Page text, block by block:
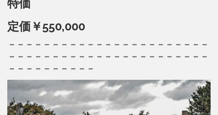
特価
定価￥550,000
－－－－－－－－－－－－－－－－－－－－－－－
－－－－－－－－－－－－－－－－－－－－－－－
－－－－－－－－－－